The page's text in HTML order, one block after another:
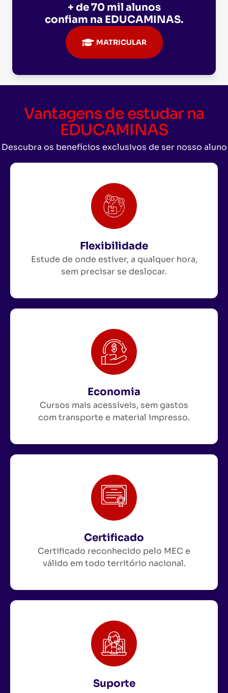
+ de 70 mil alunos
confiam na EDUCAMINAS.
MATRICULAR
Vantagens de estudar na
EDUCAMINAS
Descubra os benefícios exclusivos de ser nosso aluno
Flexibilidade
Estude de onde estiver, a qualquer hora,
sem precisar se deslocar.
Economia
Cursos mais acessíveis, sem gastos
com transporte e material impresso.
Certificado
Certificado reconhecido pelo MEC e
válido em todo território nacional.
Suporte